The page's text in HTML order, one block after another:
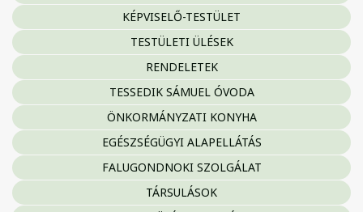
KÉPVISELŐ-TESTÜLET
TESTÜLETI ÜLÉSEK
RENDELETEK
TESSEDIK SÁMUEL ÓVODA
ÖNKORMÁNYZATI KONYHA
EGÉSZSÉGÜGYI ALAPELLÁTÁS
FALUGONDNOKI SZOLGÁLAT
TÁRSULÁSOK